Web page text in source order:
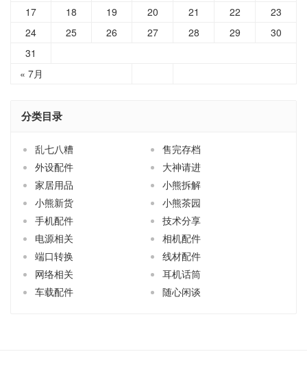
« 7月
17
18 19 20 21 22
23
24
25 26 27 28 29
30
31
分类目录
乱七八糟
售完存档
外设配件
大神请进
家居用品
小熊拆解
小熊新货
小熊茶园
手机配件
技术分享
电源相关
相机配件
端口转换
线材配件
网络相关
耳机话筒
车载配件
随心闲谈